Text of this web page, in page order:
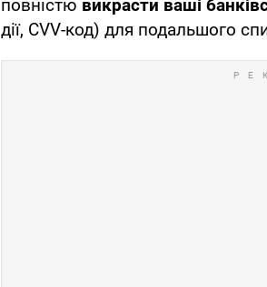
повністю викрасти ваші
дії, CVV-код) для подальшого